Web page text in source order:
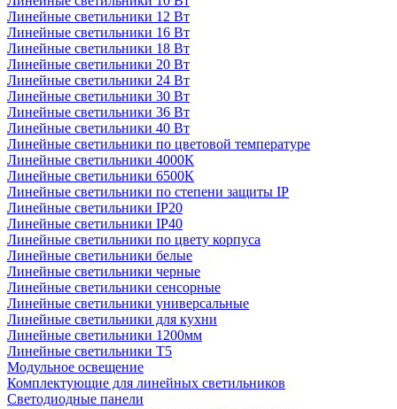
Линейные светильники 12 Вт
Линейные светильники 16 Вт
Линейные светильники 18 Вт
Линейные светильники 20 Вт
Линейные светильники 24 Вт
Линейные светильники 30 Вт
Линейные светильники 36 Вт
Линейные светильники 40 Вт
Линейные светильники по цветовой температуре
Линейные светильники 4000К
Линейные светильники 6500К
Линейные светильники по степени защиты IP
Линейные светильники IP20
Линейные светильники IP40
Линейные светильники по цвету корпуса
Линейные светильники белые
Линейные светильники черные
Линейные светильники сенсорные
Линейные светильники универсальные
Линейные светильники для кухни
Линейные светильники 1200мм
Линейные светильники Т5
Модульное освещение
Комплектующие для линейных светильников
Светодиодные панели